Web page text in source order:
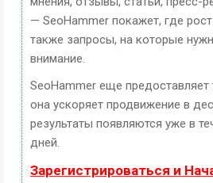
— SeoHammer покажет, где
также запросы, на которые
внимание.
SeoHammer еще предоставляет
она ускоряет продвижение в
результаты появляются уже в
дней.
Зарегистрироваться и